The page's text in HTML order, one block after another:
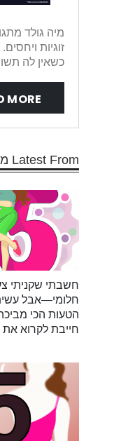
מיה גולד
זוגיות
כשאין לה
MORE »
Latest From מיה גולד
חשבתי שקניתי
חלומי—אבל
הטעות הכי
חייבת לקרוא את